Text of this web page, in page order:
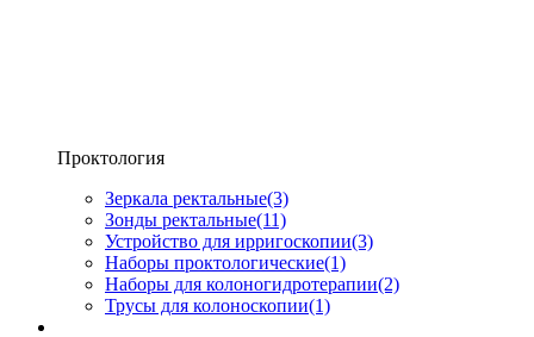
Проктология
Зеркала ректальные(3)
Зонды ректальные(11)
Устройство для ирригоскопии(3)
Наборы проктологические(1)
Наборы для колоногидротерапии(2)
Трусы для колоноскопии(1)